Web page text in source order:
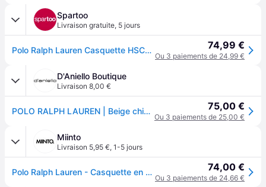
Spartoo
Livraison gratuite, 5 jours
Polo Ralph Lauren Casquette HSC01A CHINO TWILL - Unique 74,99 €
Ou 3 paiements de 24,99 €
D'Aniello Boutique
Livraison 8,00 €
POLO RALPH LAUREN | Beige chino baseball cap | Man | PZ 75,00 €
Ou 3 paiements de 25,00 €
Miinto
Livraison 5,95 €, 1-5 jours
Polo Ralph Lauren - Casquette en coton avec poney brodé - Homme - Accessoires - Beige - Taille: ONE Size 74,00 €
Ou 3 paiements de 24,66 €